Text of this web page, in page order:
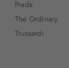
Prada
The Ordinary
Trussardi